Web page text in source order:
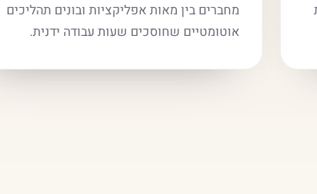
מחברים בין מאות אפליקציות ובונים תהליכים
אוטומטיים שחוסכים שעות עבודה ידנית.